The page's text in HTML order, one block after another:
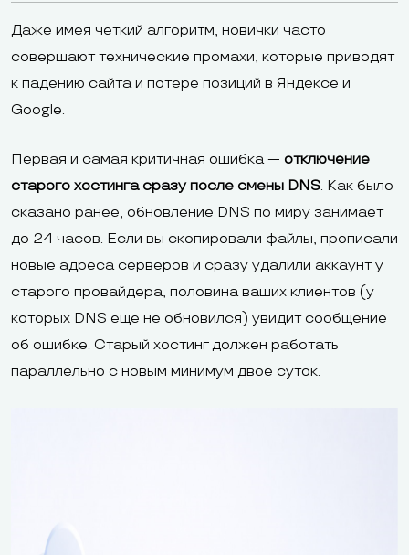
Даже имея четкий алгоритм, новички часто
совершают технические промахи, которые приводят
к падению сайта и потере позиций в Яндексе и
Google.
Первая и самая критичная ошибка — отключение
старого хостинга сразу после смены DNS. Как было
сказано ранее, обновление DNS по миру занимает
до 24 часов. Если вы скопировали файлы, прописали
новые адреса серверов и сразу удалили аккаунт у
старого провайдера, половина ваших клиентов (у
которых DNS еще не обновился) увидит сообщение
об ошибке. Старый хостинг должен работать
параллельно с новым минимум двое суток.